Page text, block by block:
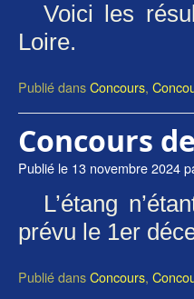
Voici les
Loire.
Publié dansConcours,
Concours
Publié le 13 novembre 2024
L’étang
prévu le 1er
Publié dansConcours,